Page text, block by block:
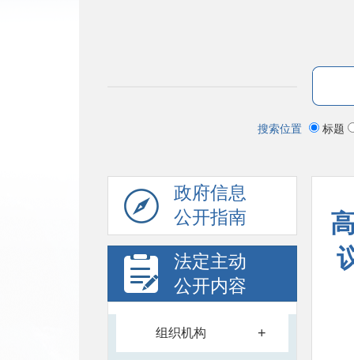
搜索位置 标题
政府信息
公开指南
法定主动
公开内容
组织机构 +